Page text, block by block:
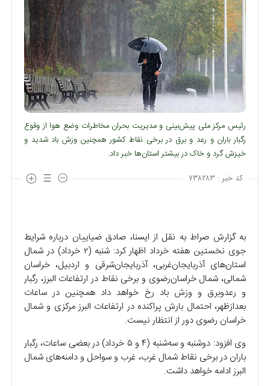
رئیس مرکز ملی پیش‌بینی و مدیریت بحران مخاطرات وضع هوا از وقوع
رگبار باران و رعد و برق در برخی نقاط کشور همچنین وزش باد شدید و
خیزش گرد و خاک در بیشتر استان‌ها خبر داد.
کد خبر : ۷۳۸۲۸۳
به گزارش صراط به نقل از ایسنا، صادق ضیاییان درباره شرایط
جوی نخستین هفته خرداد اظهار کرد: شنبه (۲ خرداد) در شمال
استان‌های آذربایجان‌غربی، آذربایجان‌شرقی و اردبیل، خراسان
شمالی، شمال خراسان‌رضوی و برخی نقاط در ارتفاعات البرز، رگبار
و رعدوبرق و وزش باد رخ خواهد داد همچنین در ساعات
بعدازظهر، احتمال بارش پراکنده در ارتفاعات البرز مرکزی و شمال
خراسان رضوی دور از انتظار نیست.
وی افزود: دوشنبه و سه‌شنبه (۴ و ۵ خرداد) در بعضی ساعات، رگبار
باران در برخی نقاط شمال غرب، غرب و سواحل و دامنه‌های شمال
البرز ادامه خواهد داشت.